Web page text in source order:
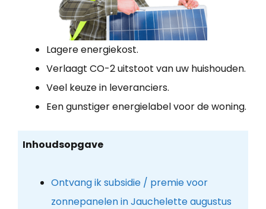
Lagere energiekost.
Verlaagt CO-2 uitstoot van uw huishouden.
Veel keuze in leveranciers.
Een gunstiger energielabel voor de woning.
Inhoudsopgave
Ontvang ik subsidie / premie voor
zonnepanelen in Jauchelette augustus